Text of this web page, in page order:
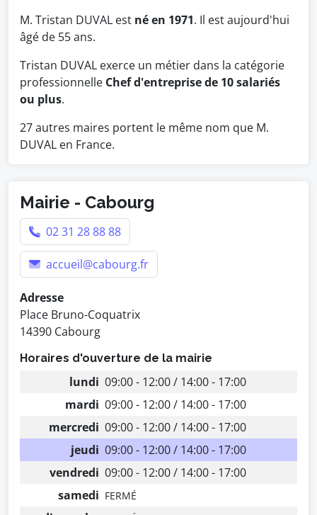
M. Tristan DUVAL est né en 1971. Il est aujourd'hui
âgé de 55 ans.
Tristan DUVAL exerce un métier dans la catégorie
professionnelle Chef d'entreprise de 10 salariés
ou plus.
27 autres maires portent le même nom que M.
DUVAL en France.
Mairie - Cabourg
02 31 28 88 88
accueil@cabourg.fr
Adresse
Place Bruno-Coquatrix
14390 Cabourg
Horaires d'ouverture de la mairie
lundi 09:00 - 12:00 / 14:00 - 17:00
mardi 09:00 - 12:00 / 14:00 - 17:00
mercredi 09:00 - 12:00 / 14:00 - 17:00
jeudi 09:00 - 12:00 / 14:00 - 17:00
vendredi 09:00 - 12:00 / 14:00 - 17:00
samedi FERMÉ